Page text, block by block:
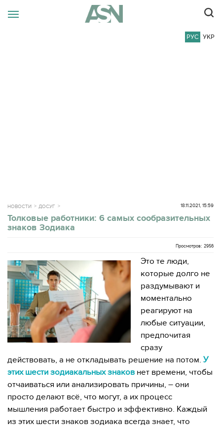
РУС УКР
НОВОСТИ ДОСУГ 18.11.2021, 15:59
Толковые работники: 6 самых сообразительных
знаков Зодиака
Просмотров: 2956
Это те люди,
которые долго не
раздумывают и
моментально
реагируют на
любые ситуации,
предпочитая
сразу
действовать, а не откладывать решение на потом. У
этих шести зодиакальных знаков нет времени, чтобы
отчаиваться или анализировать причины, – они
просто делают всё, что могут, а их процесс
мышления работает быстро и эффективно. Каждый
из этих шести знаков зодиака всегда знает, что